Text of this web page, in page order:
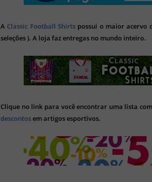
A Classic Football Shirts possui o maior acervo
seleções ). A loja faz entregas no mundo inteiro.
Clique no link para você encontrar uma lista
descontosem artigos esportivos.